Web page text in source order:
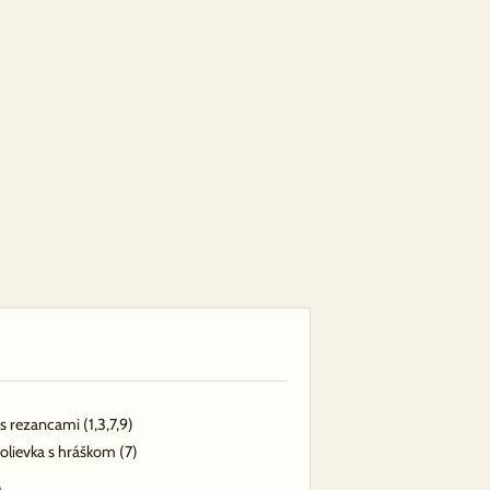
rezancami (1,3,7,9)
s hráškom (7)